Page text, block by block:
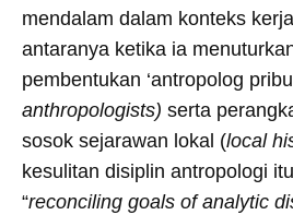
mendalam dalam konteks
antaranya ketika ia
pembentukan ‘antropolog
anthropologists) serta
sosok sejarawan lokal (local
kesulitan disiplin antropologi
“reconciling goals of analytic